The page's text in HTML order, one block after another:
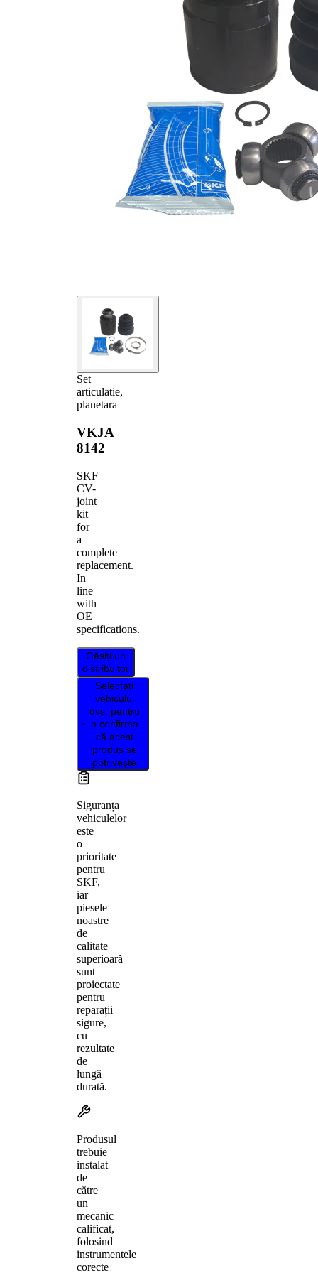
Set
articulatie,
planetara
VKJA
8142
SKF
CV-
joint
kit
for
a
complete
replacement.
In
line
with
OE
specifications.
Găsiți un
distribuitor
Selectați
vehiculul
dvs. pentru
a confirma
că acest
produs se
potrivește
Siguranța
vehiculelor
este
o
prioritate
pentru
SKF,
iar
piesele
noastre
de
calitate
superioară
sunt
proiectate
pentru
reparații
sigure,
cu
rezultate
de
lungă
durată.
Produsul
trebuie
instalat
de
către
un
mecanic
calificat,
folosind
instrumentele
corecte
Articulatie
tripodica
cu insertie
cu
aparatoare
de praf
79